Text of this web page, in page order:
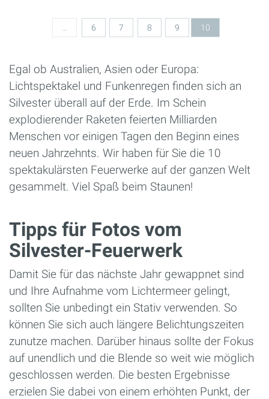
Seiten
6 7 8 9 10
Egal ob Australien, Asien oder Europa:
Lichtspektakel und Funkenregen finden sich an
Silvester überall auf der Erde. Im Schein
explodierender Raketen feierten Milliarden
Menschen vor einigen Tagen den Beginn eines
neuen Jahrzehnts. Wir haben für Sie die 10
spektakulärsten Feuerwerke auf der ganzen Welt
gesammelt. Viel Spaß beim Staunen!
Tipps für Fotos vom
Silvester-Feuerwerk
Damit Sie für das nächste Jahr gewappnet sind
und Ihre Aufnahme vom Lichtermeer gelingt,
sollten Sie unbedingt ein Stativ verwenden. So
können Sie sich auch längere Belichtungszeiten
zunutze machen. Darüber hinaus sollte der Fokus
auf unendlich und die Blende so weit wie möglich
geschlossen werden. Die besten Ergebnisse
erzielen Sie dabei von einem erhöhten Punkt, der